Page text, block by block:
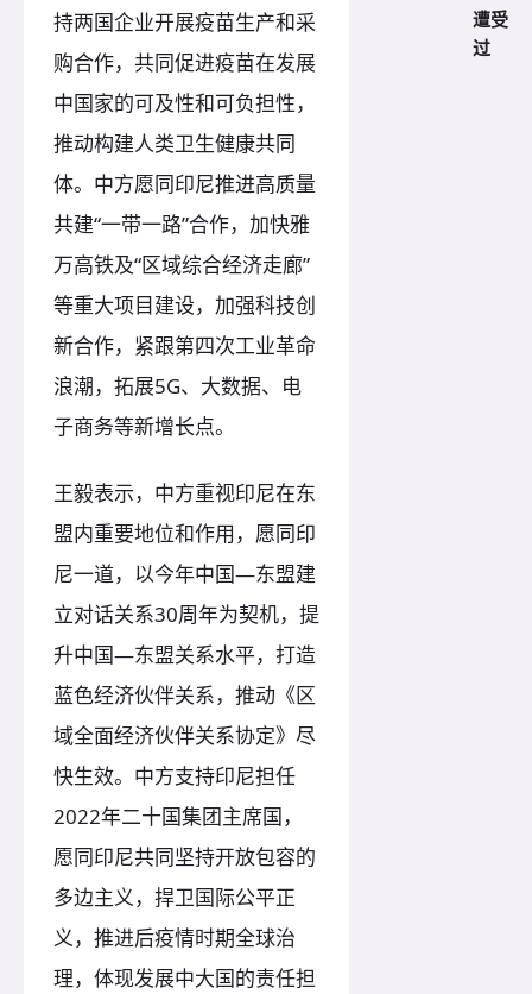
持两国企业开展疫苗生产和采
购合作，共同促进疫苗在发展
中国家的可及性和可负担性，
推动构建人类卫生健康共同
体。中方愿同印尼推进高质量
共建“一带一路”合作，加快雅
万高铁及“区域综合经济走廊”
等重大项目建设，加强科技创
新合作，紧跟第四次工业革命
浪潮，拓展5G、大数据、电
子商务等新增长点。
王毅表示，中方重视印尼在东
盟内重要地位和作用，愿同印
尼一道，以今年中国—东盟建
立对话关系30周年为契机，提
升中国—东盟关系水平，打造
蓝色经济伙伴关系，推动《区
域全面经济伙伴关系协定》尽
快生效。中方支持印尼担任
2022年二十国集团主席国，
愿同印尼共同坚持开放包容的
多边主义，捍卫国际公平正
义，推进后疫情时期全球治
理，体现发展中大国的责任担
遭受
过